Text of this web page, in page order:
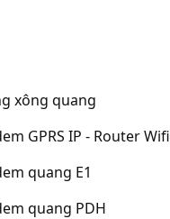
xông quang
GPRS IP - Router Wifi
quang E1
quang PDH